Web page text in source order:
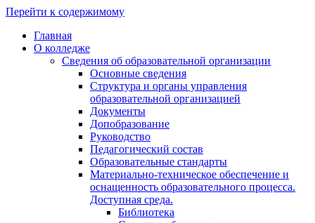
Перейти к содержимому
Главная
О колледже
Сведения об образовательной организации
Основные сведения
Структура и органы управления
образовательной организацией
Документы
Допобразование
Руководство
Педагогический состав
Образовательные стандарты
Материально-техническое обеспечение и
оснащенность образовательного процесса.
Доступная среда.
Библиотека